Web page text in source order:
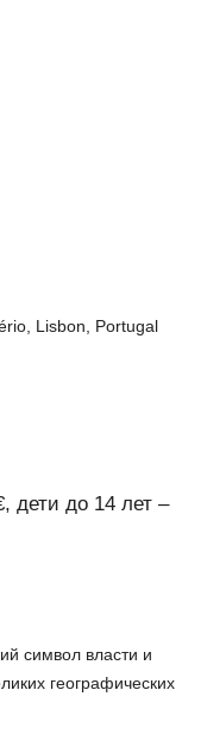
Lisbon, Portugal
дети до 14 лет –
символ власти и
географических